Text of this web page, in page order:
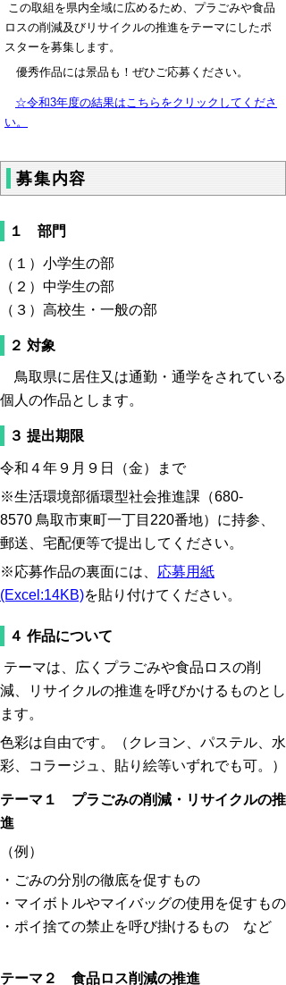
この取組を県内全域に広めるため、プラごみや食品
ロスの削減及びリサイクルの推進をテーマにしたポ
スターを募集します。
優秀作品には景品も！ぜひご応募ください。
☆令和3年度の結果はこちらをクリックしてくださ
い。
募集内容
１ 部門
（１）小学生の部
（２）中学生の部
（３）高校生・一般の部
２ 対象
鳥取県に居住又は通勤・通学をされている
個人の作品とします。
３ 提出期限
令和４年９月９日（金）まで
※生活環境部循環型社会推進課（680-
8570 鳥取市東町一丁目220番地）に持参、
郵送、宅配便等で提出してください。
※応募作品の裏面には、 応募用紙
(Excel:14KB)を貼り付けてください。
４ 作品について
テーマは、広くプラごみや食品ロスの削
減、リサイクルの推進を呼びかけるものとし
ます。
色彩は自由です。（クレヨン、パステル、水
彩、コラージュ、貼り絵等いずれでも可。）
テーマ１ プラごみの削減・リサイクルの推
進
（例）
・ごみの分別の徹底を促すもの
・マイボトルやマイバッグの使用を促すもの
・ポイ捨ての禁止を呼び掛けるもの など
テーマ２ 食品ロス削減の推進